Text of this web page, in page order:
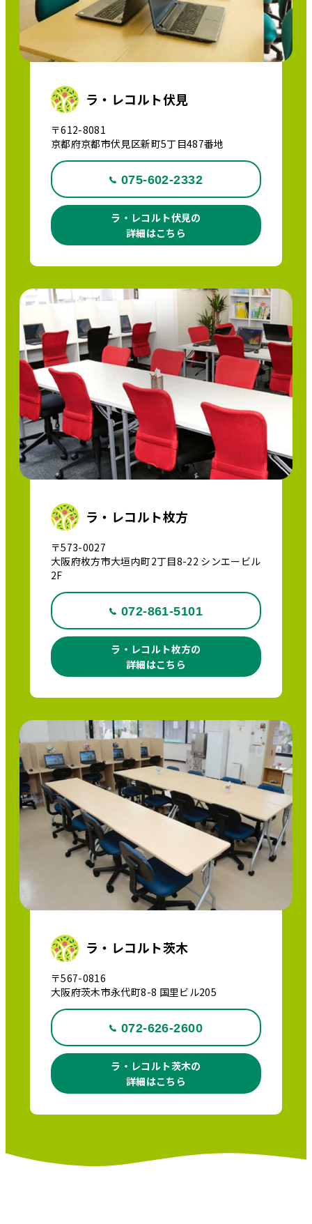
ラ・レコルト伏見
〒612-8081
京都府京都市伏見区新町5丁目487番地
075-602-2332
ラ・レコルト伏見の
詳細はこちら
ラ・レコルト枚方
〒573-0027
大阪府枚方市大垣内町2丁目8-22 シンエービル
2F
072-861-5101
ラ・レコルト枚方の
詳細はこちら
ラ・レコルト茨木
〒567-0816
大阪府茨木市永代町8-8 国里ビル205
072-626-2600
ラ・レコルト茨木の
詳細はこちら